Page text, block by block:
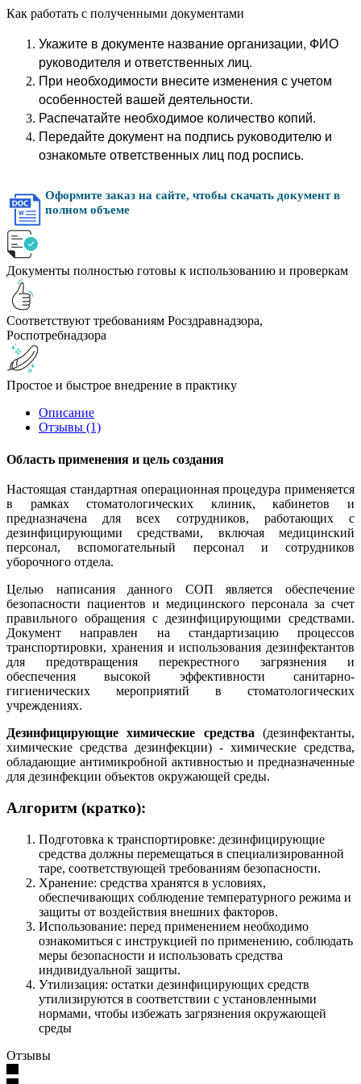
Как работать с полученными документами
Укажите в документе название организации, ФИО
руководителя и ответственных лиц.
При необходимости внесите изменения с учетом
особенностей вашей деятельности.
Распечатайте необходимое количество копий.
Передайте документ на подпись руководителю и
ознакомьте ответственных лиц под роспись.
Оформите заказ на сайте, чтобы скачать документ в
полном объеме
Документы полностью готовы к использованию и проверкам
Соответствуют требованиям Росздравнадзора,
Роспотребнадзора
Простое и быстрое внедрение в практику
Описание
Отзывы (1)
Область применения и цель создания
Настоящая стандартная операционная процедура применяется
в рамках стоматологических клиник, кабинетов и
предназначена для всех сотрудников, работающих с
дезинфицирующими средствами, включая медицинский
персонал, вспомогательный персонал и сотрудников
уборочного отдела.
Целью написания данного СОП является обеспечение
безопасности пациентов и медицинского персонала за счет
правильного обращения с дезинфицирующими средствами.
Документ направлен на стандартизацию процессов
транспортировки, хранения и использования дезинфектантов
для предотвращения перекрестного загрязнения и
обеспечения высокой эффективности санитарно-
гигиенических мероприятий в стоматологических
учреждениях.
Дезинфицирующие химические средства (дезинфектанты,
химические средства дезинфекции) - химические средства,
обладающие антимикробной активностью и предназначенные
для дезинфекции объектов окружающей среды.
Алгоритм (кратко):
Подготовка к транспортировке: дезинфицирующие
средства должны перемещаться в специализированной
таре, соответствующей требованиям безопасности.
Хранение: средства хранятся в условиях,
обеспечивающих соблюдение температурного режима и
защиты от воздействия внешних факторов.
Использование: перед применением необходимо
ознакомиться с инструкцией по применению, соблюдать
меры безопасности и использовать средства
индивидуальной защиты.
Утилизация: остатки дезинфицирующих средств
утилизируются в соответствии с установленными
нормами, чтобы избежать загрязнения окружающей
среды
Отзывы